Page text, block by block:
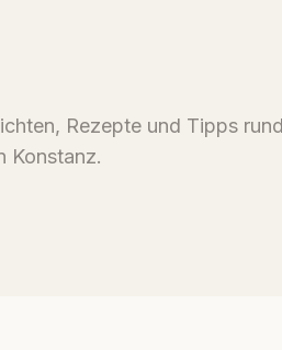
Rezepte und Tipps
Konstanz.